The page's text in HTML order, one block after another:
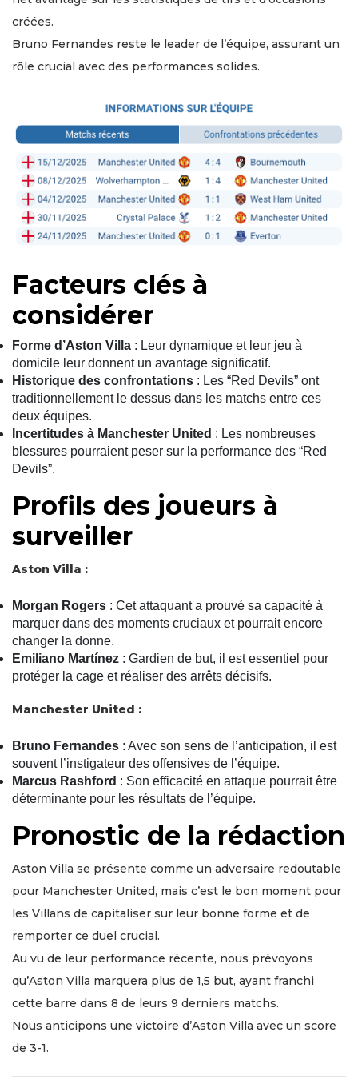
créées.
Bruno Fernandes reste le leader de l’équipe, assurant un
rôle crucial avec des performances solides.
Facteurs clés à
considérer
Forme d’Aston Villa : Leur dynamique et leur jeu à
domicile leur donnent un avantage significatif.
Historique des confrontations : Les “Red Devils” ont
traditionnellement le dessus dans les matchs entre ces
deux équipes.
Incertitudes à Manchester United : Les nombreuses
blessures pourraient peser sur la performance des “Red
Devils”.
Profils des joueurs à
surveiller
Aston Villa :
Morgan Rogers : Cet attaquant a prouvé sa capacité à
marquer dans des moments cruciaux et pourrait encore
changer la donne.
Emiliano Martínez : Gardien de but, il est essentiel pour
protéger la cage et réaliser des arrêts décisifs.
Manchester United :
Bruno Fernandes : Avec son sens de l’anticipation, il est
souvent l’instigateur des offensives de l’équipe.
Marcus Rashford : Son efficacité en attaque pourrait être
déterminante pour les résultats de l’équipe.
Pronostic de la rédaction
Aston Villa se présente comme un adversaire redoutable
pour Manchester United, mais c’est le bon moment pour
les Villans de capitaliser sur leur bonne forme et de
remporter ce duel crucial.
Au vu de leur performance récente, nous prévoyons
qu’Aston Villa marquera plus de 1,5 but, ayant franchi
cette barre dans 8 de leurs 9 derniers matchs.
Nous anticipons une victoire d’Aston Villa avec un score
de 3-1.